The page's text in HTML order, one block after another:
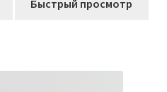
Быстрый просмотр